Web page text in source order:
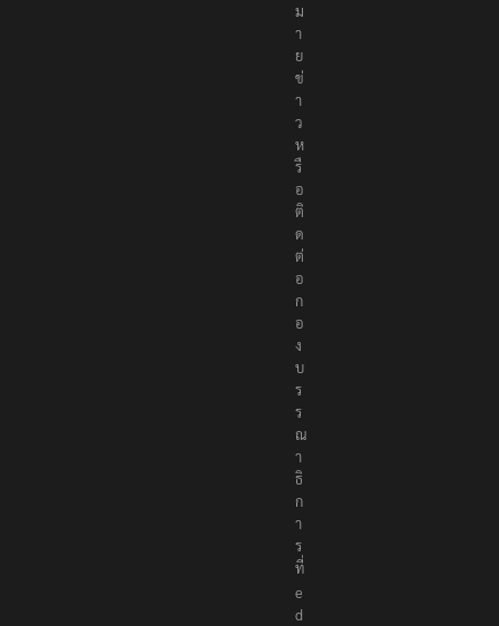
ม
า
ย
ข่
า
ว
ห
รื
อ
ติ
ด
ต่
อ
ก
อ
ง
บ
ร
ร
ณ
า
ธิ
ก
า
ร
ที่
e
d